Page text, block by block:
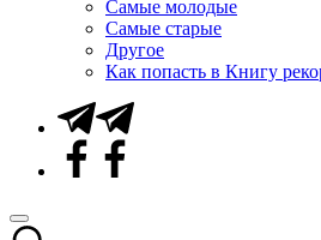
Самые молодые
Самые старые
Другое
Как попасть в Книгу
Telegram
Facebook